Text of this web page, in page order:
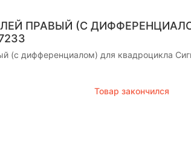
ПРАВЫЙ (С
(с дифференциалом) для квадроцикла
Товар закончился